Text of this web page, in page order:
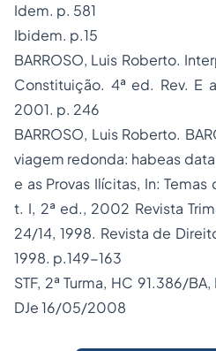
Idem. p. 581
Ibidem. p.15
BARROSO, Luis Roberto.
Constituição. 4ª ed. Rev. E
2001. p. 246
BARROSO, Luis Roberto.
viagem redonda: habeas
e as Provas Ilícitas, In:
t. I, 2ª ed., 2002 Revista
24/14, 1998. Revista de
1998. p.149-163
STF, 2ª Turma, HC 91.386/
DJe 16/05/2008